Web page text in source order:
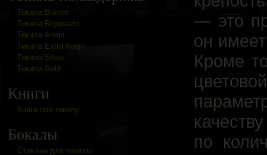
Текила Blanco
Текила Reposado
Текила Anejo
Текила Extra Anejo
Текила Silver
Текила Gold
Книги
Книги про текилу
Бокалы
Cтаканы для текилы
— это
он
Кроме
по